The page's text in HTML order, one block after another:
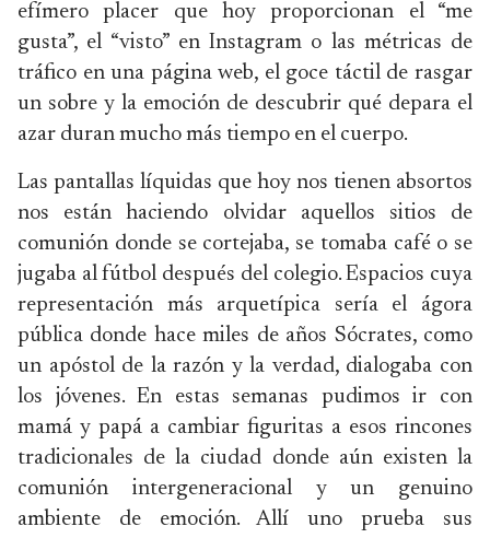
efímero placer que hoy proporcionan el “me
gusta”, el “visto” en Instagram o las métricas de
tráfico en una página web, el goce táctil de rasgar
un sobre y la emoción de descubrir qué depara el
azar duran mucho más tiempo en el cuerpo.
Las pantallas líquidas que hoy nos tienen absortos
nos están haciendo olvidar aquellos sitios de
comunión donde se cortejaba, se tomaba café o se
jugaba al fútbol después del colegio. Espacios cuya
representación más arquetípica sería el ágora
pública donde hace miles de años Sócrates, como
un apóstol de la razón y la verdad, dialogaba con
los jóvenes. En estas semanas pudimos ir con
mamá y papá a cambiar figuritas a esos rincones
tradicionales de la ciudad donde aún existen la
comunión intergeneracional y un genuino
ambiente de emoción. Allí uno prueba sus